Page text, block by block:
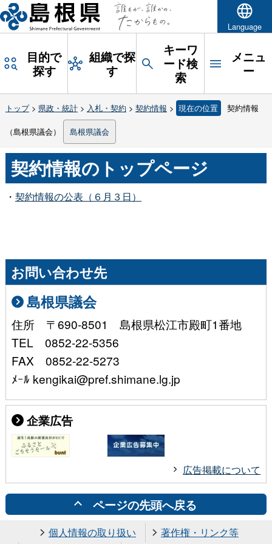
Language
目的で
探す
組織で探
す
キーワ
ード検
索
メニュ
ー
トップ> 県政・統計> 入札・契約 > 契約情報 > 現在の位置 契約情報
（島根県議会） 島根県議会
契約情報のトップページ
・ 契約情報の公表（６月３日）
お問い合わせ先
島根県議会
住所 〒690-8501 島根県松江市殿町1番地
TEL 0852-22-5356
FAX 0852-22-5273
ﾒｰﾙ kengikai@pref.shimane.lg.jp
企業広告
広告掲載について
ページの先頭へ戻る
個人情報の取り扱い 著作権・リンク等